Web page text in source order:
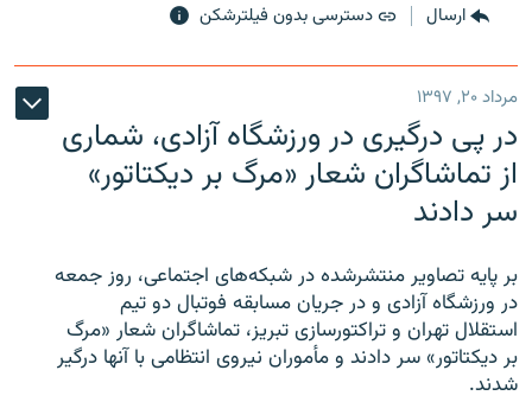
ارسال دسترسی بدون فیلترشکن
مرداد ۲۰, ۱۳۹۷
در پی درگیری در ورزشگاه آزادی، شماری
از تماشاگران شعار «مرگ بر دیکتاتور»
سر دادند
بر پایه تصاویر منتشرشده در شبکه‌های اجتماعی، روز جمعه
در ورزشگاه آزادی و در جریان مسابقه فوتبال دو تیم
استقلال تهران و تراکتورسازی تبریز، تماشاگران شعار «مرگ
بر دیکتاتور» سر دادند و مأموران نیروی انتظامی با آنها درگیر
شدند.